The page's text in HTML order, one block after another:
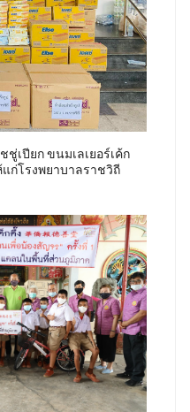
เปียก ขนมเลเยอร์เค้ก
ก่โรงพยาบาลราชวิถี